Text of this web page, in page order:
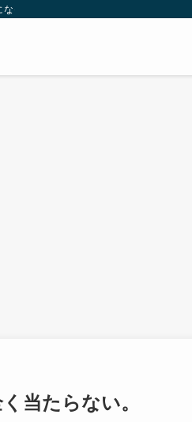
っていってください。
当たらない。